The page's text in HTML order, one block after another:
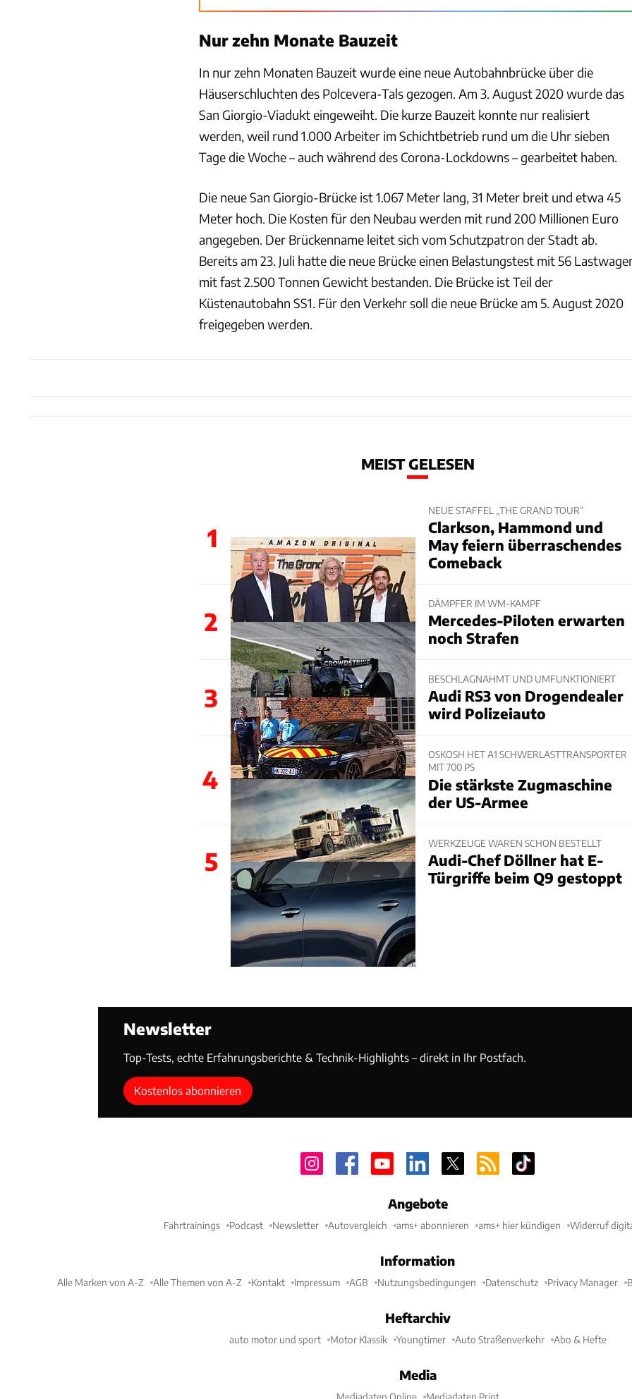
Nur zehn Monate Bauzeit
In nur zehn Monaten Bauzeit wurde eine neue Autobahnbrücke über die
Häuserschluchten des Polcevera-Tals gezogen. Am 3. August 2020 wurde das
San Giorgio-Viadukt eingeweiht. Die kurze Bauzeit konnte nur realisiert
werden, weil rund 1.000 Arbeiter im Schichtbetrieb rund um die Uhr sieben
Tage die Woche – auch während des Corona-Lockdowns – gearbeitet haben.
Die neue San Giorgio-Brücke ist 1.067 Meter lang, 31 Meter breit und etwa 45
Meter hoch. Die Kosten für den Neubau werden mit rund 200 Millionen Euro
angegeben. Der Brückenname leitet sich vom Schutzpatron der Stadt ab.
Bereits am 23. Juli hatte die neue Brücke einen Belastungstest mit 56
mit fast 2.500 Tonnen Gewicht bestanden. Die Brücke ist Teil der
Küstenautobahn SS1. Für den Verkehr soll die neue Brücke am 5. August 2020
freigegeben werden.
MEIST GELESEN
1
NEUE STAFFEL „THE GRAND TOUR“
Clarkson, Hammond und
May feiern überraschendes
Comeback
2
DÄMPFER IM WM-KAMPF
Mercedes-Piloten erwarten
noch Strafen
3
BESCHLAGNAHMT UND UMFUNKTIONIERT
Audi RS3 von Drogendealer
wird Polizeiauto
4
OSKOSH HET A1 SCHWERLASTTRANSPORTER
MIT 700 PS
Die stärkste Zugmaschine
der US-Armee
5
WERKZEUGE WAREN SCHON BESTELLT
Audi-Chef Döllner hat E-
Türgriffe beim Q9 gestoppt
Newsletter
Top-Tests, echte Erfahrungsberichte & Technik-Highlights – direkt in Ihr Postfach.
Kostenlos abonnieren
Angebote
Fahrtrainings Podcast Newsletter Autovergleich ams+ abonnieren ams+ hier kündigen Widerruf
Information
Alle Marken von A-Z Alle Themen von A-Z Kontakt Impressum AGB Nutzungsbedingungen Datenschutz Privacy Manager
Heftarchiv
auto motor und sport Motor Klassik Youngtimer Auto Straßenverkehr Abo & Hefte
Media